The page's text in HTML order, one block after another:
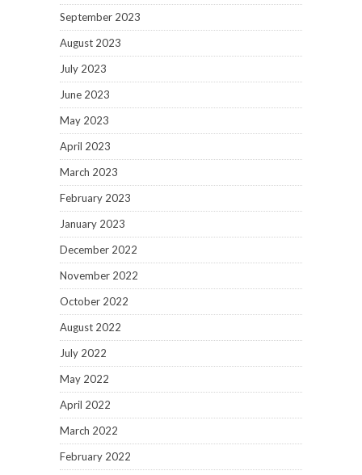
September 2023
August 2023
July 2023
June 2023
May 2023
April 2023
March 2023
February 2023
January 2023
December 2022
November 2022
October 2022
August 2022
July 2022
May 2022
April 2022
March 2022
February 2022